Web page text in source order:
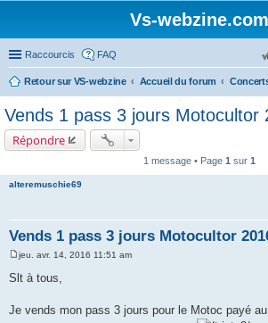
Vs-webzine.com
Raccourcis FAQ
Retour sur VS-webzine Accueil du forum
Vends 1 pass 3 jours Motocultor
Répondre
1 message • Page 1 sur 1
alteremuschie69
Vends 1 pass 3 jours Motocultor
M
e
s
g
jeu. avr. 14, 2016 11:51 am
Slt à tous,
Je vends mon pass 3 jours pour le Motoc payé